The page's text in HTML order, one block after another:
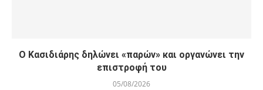
Ο Κασιδιάρης δηλώνει «παρών» και οργανώνει την
επιστροφή του
05/08/2026